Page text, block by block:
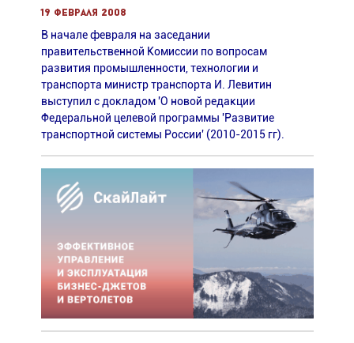
19 февраля 2008
В начале февраля на заседании
правительственной Комиссии по вопросам
развития промышленности, технологии и
транспорта министр транспорта И. Левитин
выступил с докладом 'О новой редакции
Федеральной целевой программы 'Развитие
транспортной системы России' (2010-2015 гг).